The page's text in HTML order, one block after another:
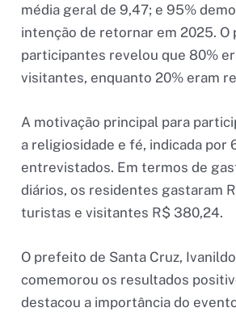
média geral de 9,47; e 95%
intenção de retornar em 2025. O
participantes revelou que 80%
visitantes, enquanto 20% eram
A motivação principal para
a religiosidade e fé, indicada por
entrevistados. Em termos de
diários, os residentes gastaram
turistas e visitantes R$ 380,24.
O prefeito de Santa Cruz,
comemorou os resultados
destacou a importância do